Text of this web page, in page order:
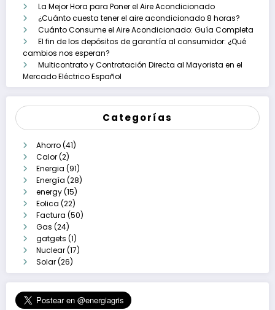
La Mejor Hora para Poner el Aire Acondicionado
¿Cuánto cuesta tener el aire acondicionado 8 horas?
Cuánto Consume el Aire Acondicionado: Guía Completa
El fin de los depósitos de garantía al consumidor: ¿Qué
cambios nos esperan?
Multicontrato y Contratación Directa al Mayorista en el
Mercado Eléctrico Español
Categorías
Ahorro(41)
Calor(2)
Energia (91)
Energía (28)
energy(15)
Eolica (22)
Factura (50)
Gas (24)
gatgets (1)
Nuclear(17)
Solar(26)